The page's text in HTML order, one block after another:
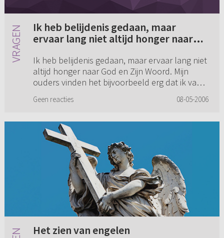
Ik heb belijdenis gedaan, maar
ervaar lang niet altijd honger naar
Ik heb belijdenis gedaan, maar ervaar lang niet
altijd honger naar God en Zijn Woord. Mijn
ouders vinden het bijvoorbeeld erg dat ik vaak
er ongeveer) verz...
Geen reacties 08-05-2006
Het zien van engelen